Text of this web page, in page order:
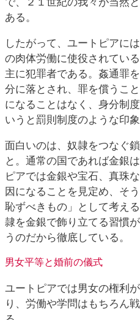
ある。
したがって、ユートピアに
の肉体労働に使役されてい
主に犯罪者である。姦通罪
分に落とされ、罪を償うこ
になることはなく、身分制
いうと罰則制度のような印象
面白いのは、奴隷をつなぐ
と。通常の国であれば金銀
ピアでは金銀や宝石、真珠
因になることを見定め、そ
恥ずべきもの」として考え
隷を金銀で飾り立てる習慣
うのだから徹底している。
男女平等と婚前の儀式
ユートピアでは男女の権利
り、労働や学問はもちろん